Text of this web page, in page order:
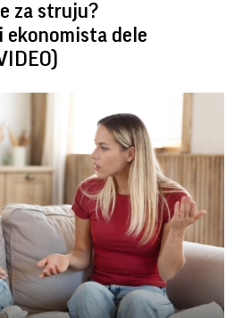
za struju?
ekonomista dele